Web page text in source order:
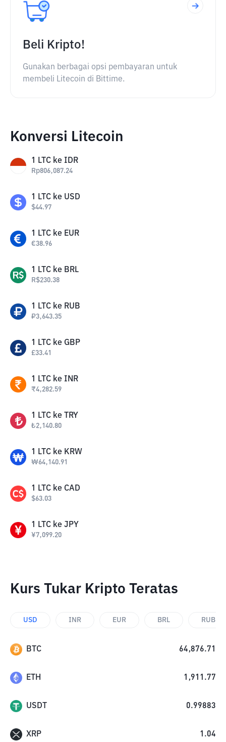
Beli Kripto!
Gunakan berbagai opsi pembayaran untuk
membeli Litecoin di Bittime.
Konversi Litecoin
1 LTC ke IDR
Rp806,087.24
1 LTC ke USD
$44.97
1 LTC ke EUR
€38.96
1 LTC ke BRL
R$230.38
1 LTC ke RUB
₽3,643.35
1 LTC ke GBP
£33.41
1 LTC ke INR
₹4,282.59
1 LTC ke TRY
₺2,140.80
1 LTC ke KRW
₩64,140.91
1 LTC ke CAD
$63.03
1 LTC ke JPY
¥7,099.20
Kurs Tukar Kripto Teratas
USD INR EUR BRL RUB
BTC 64,876.71
ETH 1,911.77
USDT 0.99883
XRP 1.04